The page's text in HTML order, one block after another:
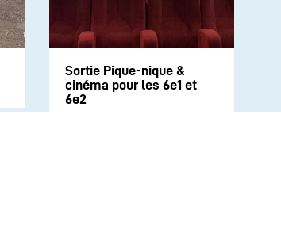
Sortie Pique-nique &
cinéma pour les 6e1 et
6e2